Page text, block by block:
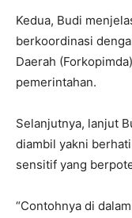
Kedua, Budi
berkoordinasi
Daerah
pemerintahan.
Selanjutnya, lanjut
diambil yakni
sensitif yang
“Contohnya di